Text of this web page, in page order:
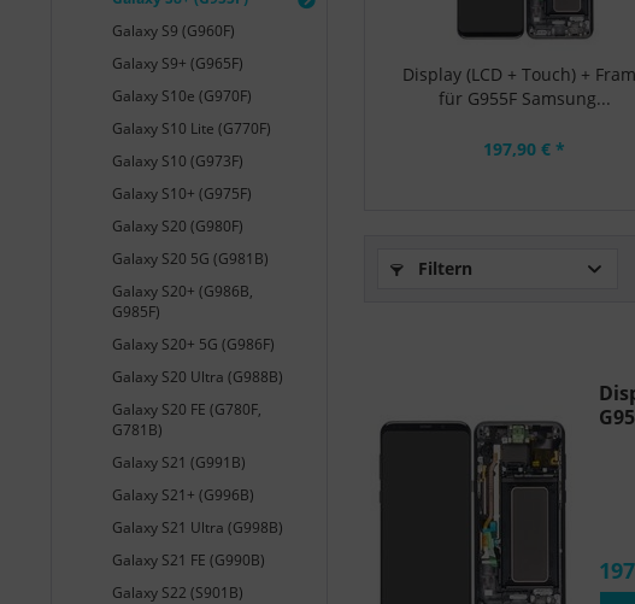
Galaxy S9 (G960F)
Galaxy S9+ (G965F)
Galaxy S10e (G970F)
Galaxy S10 Lite (G770F)
Galaxy S10 (G973F)
Galaxy S10+ (G975F)
Galaxy S20 (G980F)
Galaxy S20 5G (G981B)
Galaxy S20+ (G986B,
G985F)
Galaxy S20+ 5G (G986F)
Galaxy S20 Ultra (G988B)
Galaxy S20 FE (G780F,
G781B)
Galaxy S21 (G991B)
Galaxy S21+ (G996B)
Galaxy S21 Ultra (G998B)
Galaxy S21 FE (G990B)
Galaxy S22 (S901B)
Display (LCD + Touch) +
für G955F Samsung...
197,90 € *
Filtern